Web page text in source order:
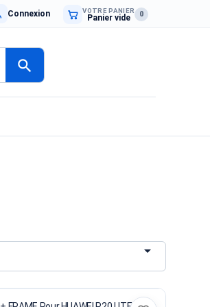
Connexion VOTRE PANIER
Panier vide 0
search
